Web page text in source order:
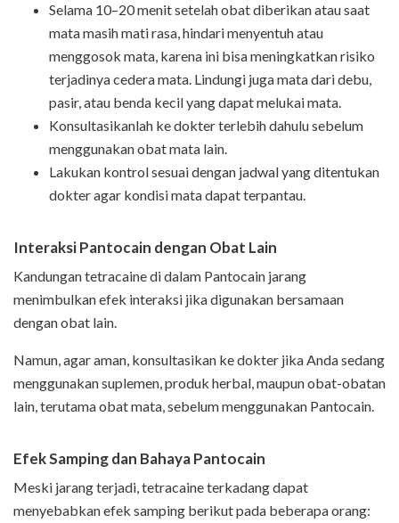
Selama 10–20 menit setelah obat diberikan atau saat
mata masih mati rasa, hindari menyentuh atau
menggosok mata, karena ini bisa meningkatkan risiko
terjadinya cedera mata. Lindungi juga mata dari debu,
pasir, atau benda kecil yang dapat melukai mata.
Konsultasikanlah ke dokter terlebih dahulu sebelum
menggunakan obat mata lain.
Lakukan kontrol sesuai dengan jadwal yang ditentukan
dokter agar kondisi mata dapat terpantau.
Interaksi Pantocain dengan Obat Lain
Kandungan tetracaine di dalam Pantocain jarang
menimbulkan efek interaksi jika digunakan bersamaan
dengan obat lain.
Namun, agar aman, konsultasikan ke dokter jika Anda sedang
menggunakan suplemen, produk herbal, maupun obat-obatan
lain, terutama obat mata, sebelum menggunakan Pantocain.
Efek Samping dan Bahaya Pantocain
Meski jarang terjadi, tetracaine terkadang dapat
menyebabkan efek samping berikut pada beberapa orang: